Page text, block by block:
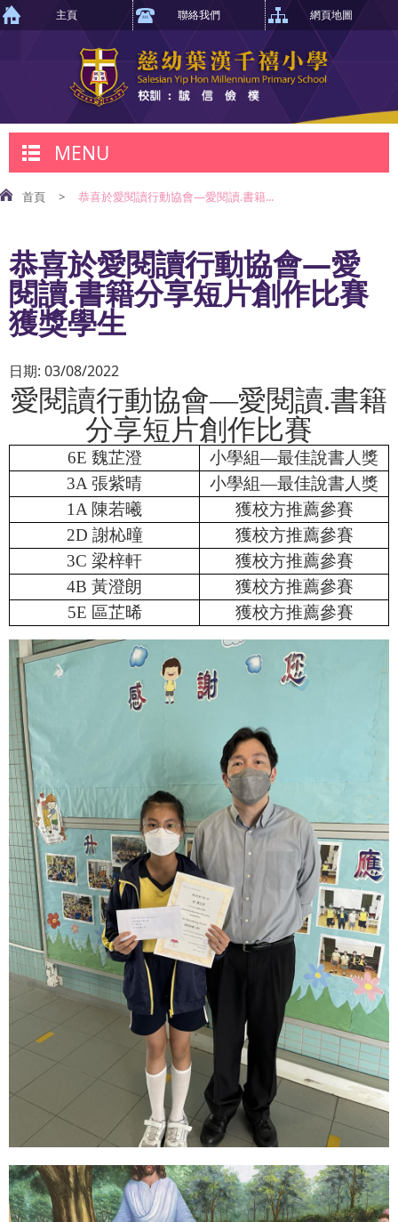
主頁 聯絡我們 網頁地圖
MENU
首頁 > 恭喜於愛閱讀行動協會—愛閱讀.書籍...
恭喜於愛閱讀行動協會—愛
閱讀.書籍分享短片創作比賽
獲獎學生
日期: 03/08/2022
愛閱讀行動協會—愛閱讀.書籍
分享短片創作比賽
6E 魏芷澄
小學組—最佳說書人獎
3A張紫晴
小學組—最佳說書人獎
1A 陳若曦
獲校方推薦參賽
2D 謝杺曈
獲校方推薦參賽
3C 梁梓軒
獲校方推薦參賽
4B 黃澄朗
獲校方推薦參賽
5E 區芷晞 獲校方推薦參賽